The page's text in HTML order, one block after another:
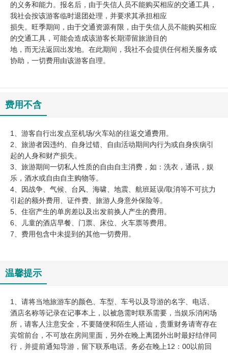
的义务和能力。报名后，由于失信人员不能购买相应的交通工具，
我社会按该游客临时退团处理，并要求其承担相应
损失。旺季期间，由于交通资源有限，由于失信人员不能购买相应
的交通工具，可能会造成该游客长期滞留旅游目的
地，而无法返回出发地。在此期间，我社不会提供任何相关服务或
协助，一切费用由该游客自理。
费用不含
1、游客自行出发点至机场/火车站的往返交通费用。
2、旅游者因违约、自身过错、自由活动期间内行为或自身疾病引
起的人身和财产损失。
3、旅游期间一切私人性质的自由自主消费，如：洗衣，通讯，娱
乐，酒水或自由自主购物等。
4、因战争、气候、台风、海啸、地震、航班延误/取消等不可抗力
引起的额外费用、证件费、旅游人身意外保险等。
5、住宿产生的单房差以及出发前换人产生的费用。
6、儿童的酒店早餐、门票、床位、火车票等费用。
7、费用包含中未提到的其他一切费用。
温馨提示
1、请将当地旅游车的颜色、车型、车号以及导游的名字、电话、
酒店名称等记录在记事本上，以被急需时联系需要，当娱乐消闲场
所，请客人注意安全，不要随便和陌生人搭讪，贵重财务请寄存在
宾馆前台，不可放在房间里面，另外在晚上离团外出时最好结伴同
行，并提前通知导游，留下联系电话。务必在晚上12：00以前回